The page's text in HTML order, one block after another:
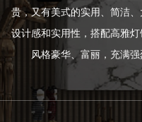
贵，又有美式的实用、简洁
设计感和实用性，搭配高雅
风格豪华、富丽，充满